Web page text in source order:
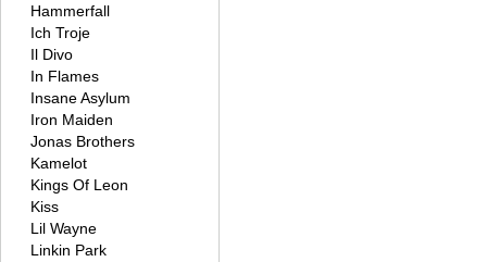
Hammerfall
Ich Troje
Il Divo
In Flames
Insane Asylum
Iron Maiden
Jonas Brothers
Kamelot
Kings Of Leon
Kiss
Lil Wayne
Linkin Park